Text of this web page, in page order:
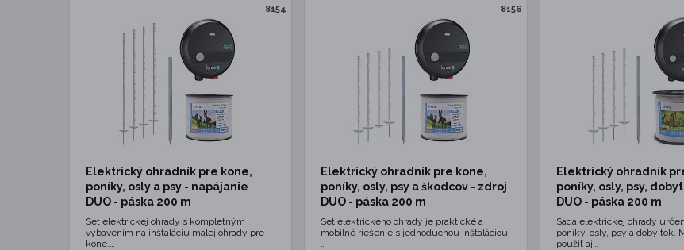
8154
Elektrický ohradník pre kone,
poníky, osly a psy - napájanie
DUO - páska 200 m
Set elektrickej ohrady s kompletným
vybavením na inštaláciu malej ohrady pre
kone.…
8156
Elektrický ohradník pre kone,
poníky, osly, psy a škodcov - zdroj
DUO - páska 200 m
Set elektrického ohrady je praktické a
mobilné riešenie s jednoduchou inštaláciou.
…
Elektrický ohradník
poníky, osly, psy,
DUO - páska 200 m
Sada elektrickej ohrady
poníky, osly, psy a doby tok.
použiť aj…